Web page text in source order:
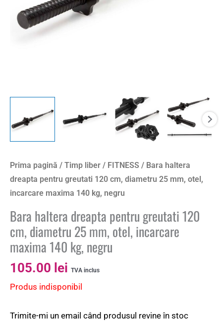
Prima pagină / Timp liber / FITNESS / Bara haltera
dreapta pentru greutati 120 cm, diametru 25 mm, otel,
incarcare maxima 140 kg, negru
Bara haltera dreapta pentru greutati 120
cm, diametru 25 mm, otel, incarcare
maxima 140 kg, negru
105.00 lei TVA inclus
Produs indisponibil
Trimite-mi un email când produsul revine în stoc